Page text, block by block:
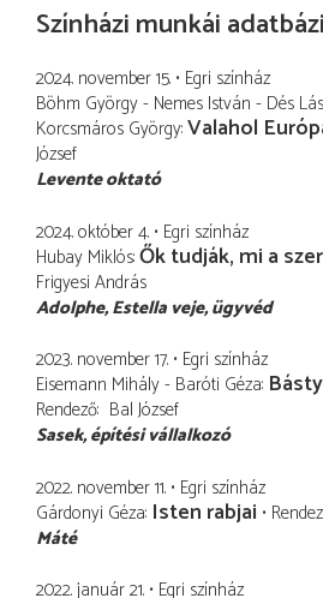
Színházi munkái
2024. november 15. Egri színház
Böhm György - Nemes István - Dés
Korcsmáros György Valahol
József
Levente oktató
2024. október 4. Egri színház
Hubay Miklós Ők tudják, mi a
Frigyesi András
Adolphe Estella veje, ügyvéd
2023. november 17. Egri színház
Eisemann Mihály - Baróti Géza
Rendező Bal József
Sasek építési vállalkozó
2022. november 11. Egri színház
Gárdonyi Géza Isten rabjai
Máté
2022. január 21. Egri színház